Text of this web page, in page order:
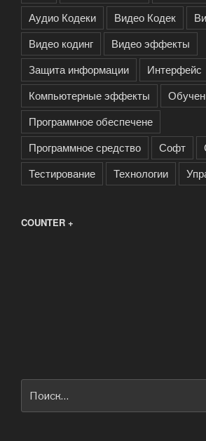
Аудио Кодеки
Видео Кодек
Видео кодинг
Видео эффекты
Защита информации
Интерфейс
Компьютерные эффекты
Программное обеспечене
Программное средство
Софт
Тестирование
Технологии
COUNTER +